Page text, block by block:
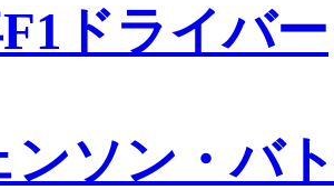
ドライバー
ンソン・バ